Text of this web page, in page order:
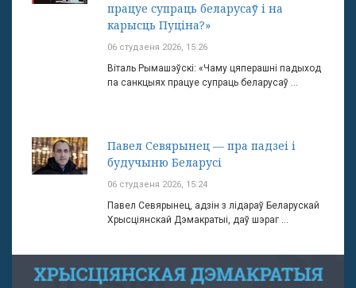
працуе супраць беларусаў і на
карысць Пуціна?»
06 студзеня 2026, 15:26
Віталь Рымашэўскі: «Чаму цяперашні падыход
па санкцыях працуе супраць беларусаў ...
Павел Севярынец — пра падзеі і
будучыню Беларусі
06 студзеня 2026, 15:24
Павел Севярынец, адзін з лідараў Беларускай
Хрысціянскай Дэмакратыі, даў шэраг ...